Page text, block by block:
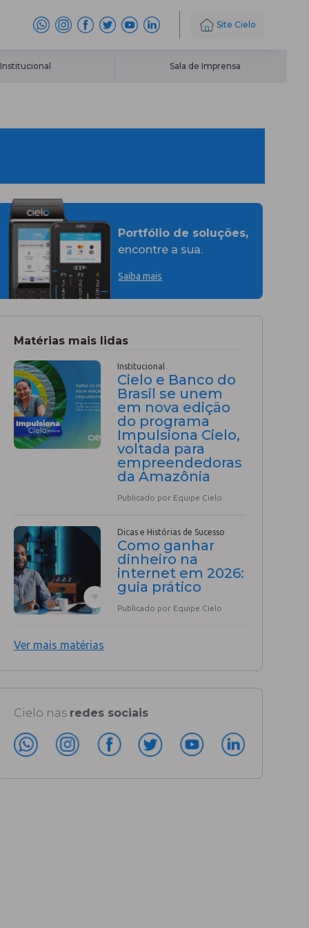
Site Cielo
Institucional Sala de Imprensa
Portfólio de soluções,
encontre a sua.
Saiba mais
Matérias mais lidas
Institucional
Cielo e Banco do
Brasil se unem
em nova edição
do programa
Impulsiona Cielo,
voltada para
empreendedoras
da Amazônia
Publicado por Equipe Cielo
Dicas e Histórias de Sucesso
Como ganhar
dinheiro na
internet em 2026:
guia prático
Publicado por Equipe Cielo
Ver mais matérias
Cielo nas redes sociais